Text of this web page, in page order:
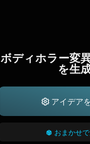
ボディホラー変
を生
アイデア
おまかせ